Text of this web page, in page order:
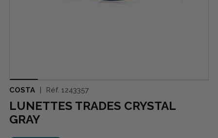
COSTA Réf. 1243357
LUNETTES TRADES CRYSTAL
GRAY